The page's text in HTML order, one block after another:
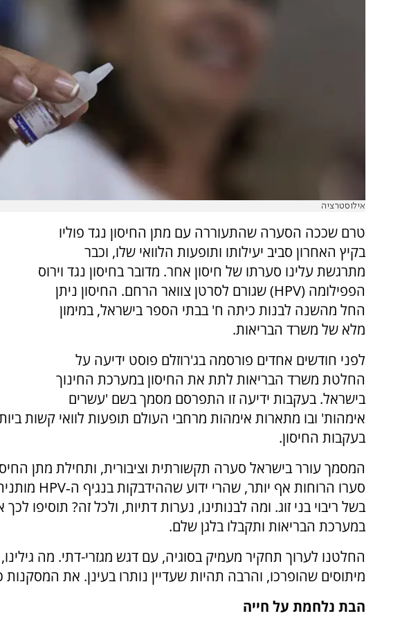
אילוסטרציה
טרם שככה הסערה שהתעוררה עם מתן החיסון נגד פוליו
בקיץ האחרון סביב יעילותו ותופעות הלוואי שלו, וכבר
מתרגשת עלינו סערתו של חיסון אחר. מדובר בחיסון נגד וירוס
הפפילומה (HPV) שגורם לסרטן צוואר הרחם. החיסון ניתן
החל מהשנה לבנות כיתה ח' בבתי הספר בישראל, במימון
מלא של משרד הבריאות.
לפני חודשים אחדים פורסמה בג'רוזלם פוסט ידיעה על
החלטת משרד הבריאות לתת את החיסון במערכת החינוך
בישראל. בעקבות ידיעה זו התפרסם מסמך בשם 'עשרים
אימהות' ובו מתארות אימהות מרחבי העולם תופעות לוואי קשות
בעקבות החיסון.
המסמך עורר בישראל סערה תקשורתית וציבורית, ותחילת מתן
סערו הרוחות אף יותר, שהרי ידוע שההידבקות בנגיף ה‑HPV
בשל ריבוי בני זוג. ומה לבנותינו, נערות דתיות, ולכל זה? תוסיפו
במערכת הבריאות ותקבלו בלגן שלם.
החלטנו לערוך תחקיר מעמיק בסוגיה, עם דגש מגזרי-דתי. מה
מיתוסים שהופרכו, והרבה תהיות שעדיין נותרו בעינן. את
הבת נלחמת על חייה